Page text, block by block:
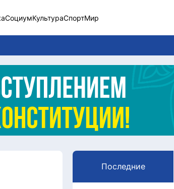
СоциумКультураСпортМир
Новости столицы
Политика
Социум
Экономика
Спорт
Культура
Служба Комплаенс
Этический кодекс
Служу стране
Последние